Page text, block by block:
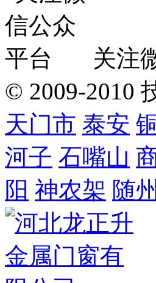
关注
© 2009-2010
天门市 泰安
河子 石嘴山
阳 神农架 随州